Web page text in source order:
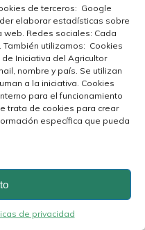
de terceros: Google
elaborar estadísticas sobre
web. Redes sociales: Cada
utilizamos: Cookies
Iniciativa del Agricultor
nombre y país. Se utilizan
a la iniciativa. Cookies
para el funcionamiento
trata de cookies para crear
específica que pueda
de privacidad